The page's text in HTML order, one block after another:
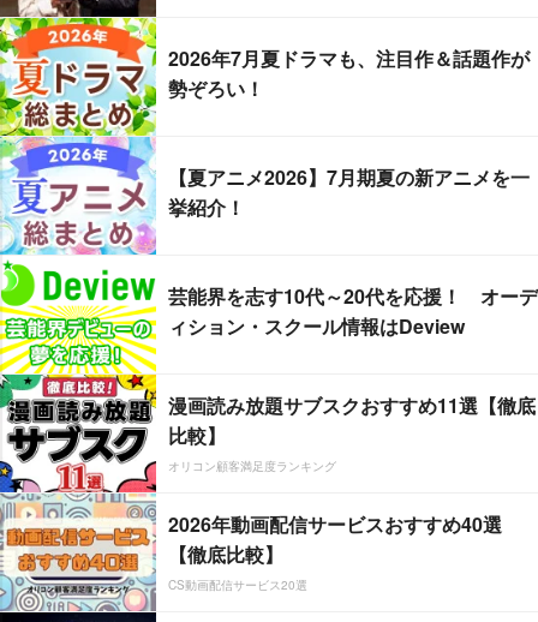
2026年7月夏ドラマも、注目作＆話題作が
勢ぞろい！
【夏アニメ2026】7月期夏の新アニメを一
挙紹介！
芸能界を志す10代～20代を応援！ オーデ
ィション・スクール情報はDeview
漫画読み放題サブスクおすすめ11選【徹底
比較】
オリコン顧客満足度ランキング
2026年動画配信サービスおすすめ40選
【徹底比較】
CS動画配信サービス20選